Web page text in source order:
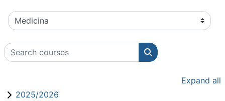
Course categories
Search courses
Search courses
Expand all
2025/2026